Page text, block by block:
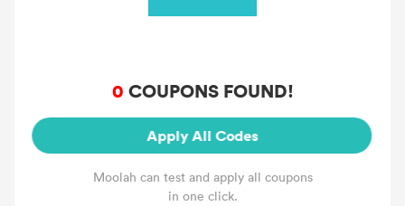
0 COUPONS FOUND!
Apply All Codes
Moolah can test and apply all coupons
in one click.